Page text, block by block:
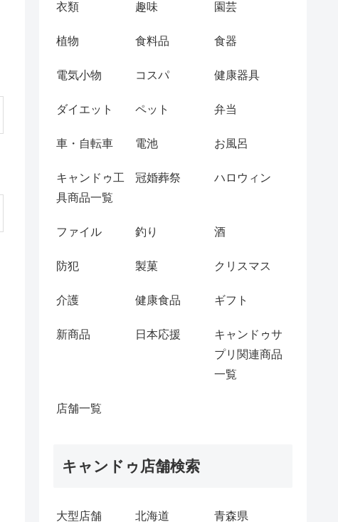
衣類 趣味 園芸
植物 食料品 食器
電気小物 コスパ 健康器具
ダイエット ペット 弁当
車・自転車 電池 お風呂
キャンドゥ工
具商品一覧
冠婚葬祭 ハロウィン
ファイル 釣り 酒
防犯 製菓 クリスマス
介護 健康食品 ギフト
新商品 日本応援
キャンドゥサ
プリ関連商品
一覧
店舗一覧
キャンドゥ店舗検索
大型店舗 北海道 青森県